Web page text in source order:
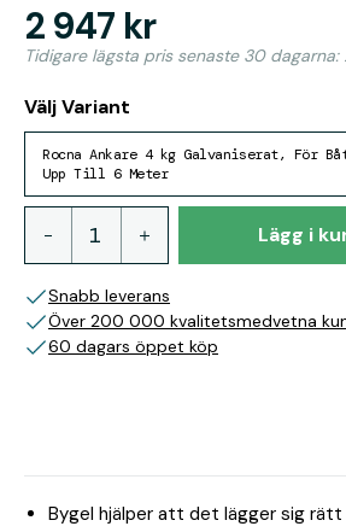
2 947 kr
Tidigare lägsta pris senaste 30
Välj Variant
Rocna Ankare 4 kg Galvaniserat, För
Upp Till 6 Meter
Lägg i
Snabb leverans
Över 200 000 kvalitetsmedvetna
60 dagars öppet köp
Bygel hjälper att det lägger sig